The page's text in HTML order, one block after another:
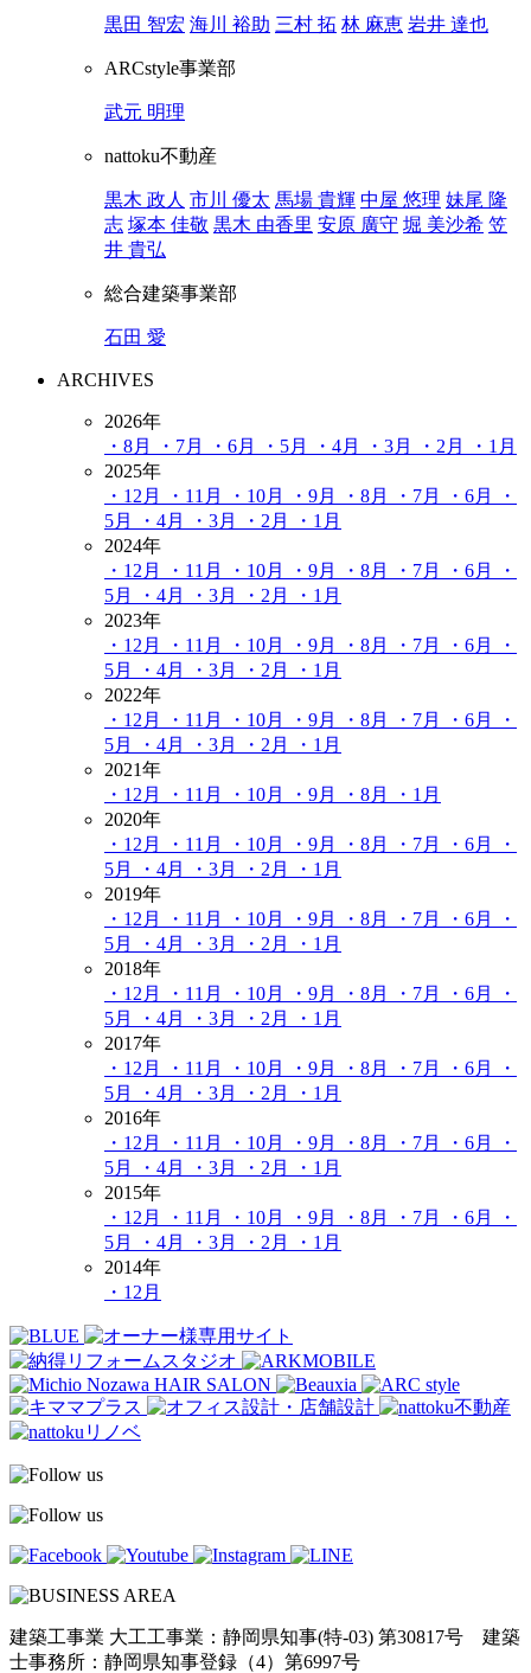
黒田 智宏 海川 裕助 三村 拓 林 麻恵 岩井 達也
ARCstyle事業部
武元 明理
nattoku不動産
黒木 政人 市川 優太 馬場 貴輝 中屋 悠理 妹尾 隆
志 塚本 佳敬 黒木 由香里 安原 廣守 堀 美沙希 笠
井 貴弘
総合建築事業部
石田 愛
ARCHIVES
2026年
・8月
・7月 ・6月 ・5月 ・4月 ・3月 ・2月
・1月
2025年
・12月
・11月 ・10月 ・9月 ・8月 ・7月 ・6月
・
5月
・4月 ・3月 ・2月
・1月
2024年
・12月
・11月 ・10月 ・9月 ・8月 ・7月 ・6月
・
5月
・4月 ・3月 ・2月
・1月
2023年
・12月
・11月 ・10月 ・9月 ・8月 ・7月 ・6月
・
5月
・4月 ・3月 ・2月
・1月
2022年
・12月
・11月 ・10月 ・9月 ・8月 ・7月 ・6月
・
5月
・4月 ・3月 ・2月
・1月
2021年
・12月
・11月 ・10月 ・9月 ・8月
・1月
2020年
・12月
・11月 ・10月 ・9月 ・8月 ・7月 ・6月
・
5月
・4月 ・3月 ・2月
・1月
2019年
・12月
・11月 ・10月 ・9月 ・8月 ・7月 ・6月
・
5月
・4月 ・3月 ・2月
・1月
2018年
・12月
・11月 ・10月 ・9月 ・8月 ・7月 ・6月
・
5月
・4月 ・3月 ・2月
・1月
2017年
・12月
・11月 ・10月 ・9月 ・8月 ・7月 ・6月
・
5月
・4月 ・3月 ・2月
・1月
2016年
・12月
・11月 ・10月 ・9月 ・8月 ・7月 ・6月
・
5月
・4月 ・3月 ・2月
・1月
2015年
・12月
・11月 ・10月 ・9月 ・8月 ・7月 ・6月
・
5月
・4月 ・3月 ・2月
・1月
2014年
・12月
建築工事業 大工工事業：静岡県知事(特-03) 第30817号 建築
士事務所：静岡県知事登録（4）第6997号